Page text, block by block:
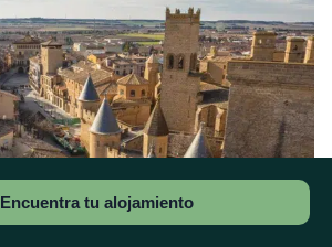
Encuentra tu alojamiento